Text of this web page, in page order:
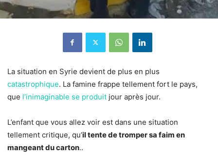
La situation en Syrie devient de plus en plus
catastrophique. La famine frappe tellement fort le pays,
que l’inimaginable se produit jour après jour.
L’enfant que vous allez voir est dans une situation
tellement critique, qu’il tente de tromper sa faim en
mangeant du carton..